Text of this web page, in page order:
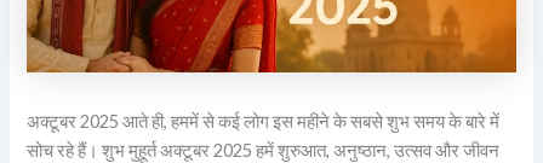
अक्टूबर 2025 आते ही, हममें से कई लोग इस महीने के सबसे शुभ समय के बारे में
सोच रहे हैं। शुभ मुहूर्त अक्टूबर 2025 हमें शुरुआत, अनुष्ठान, उत्सव और जीवन